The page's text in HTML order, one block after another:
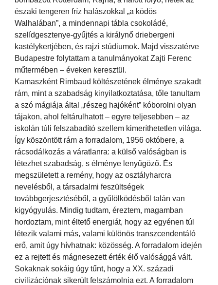
északi tengeren fríz halászokkal „a ködös
Walhalában”, a mindennapi tábla csokoládé,
szelídgesztenye-gyűjtés a királynő driebergeni
kastélykertjében, és rajzi stúdiumok. Majd visszatérve
Budapestre folytattam a tanulmányokat Zajti Ferenc
műtermében – éveken keresztül.
Kamaszként Rimbaud költészetének élménye szakadt
rám, mint a szabadság kinyilatkoztatása, tőle tanultam
a szó mágiája által „részeg hajóként” kóborolni olyan
tájakon, ahol feltárulhatott – egyre teljesebben – az
iskolán túli felszabadító szellem kimeríthetetlen világa.
Így köszöntött rám a forradalom, 1956 októbere, a
rácsodálkozás a váratlanra: a külső valóságban is
létezhet szabadság, s élménye lenyűgöző. És
megszületett a remény, hogy az osztályharcra
nevelésből, a társadalmi feszültségek
továbbgerjesztéséből, a gyűlölködésből talán van
kigyógyulás. Mindig tudtam, éreztem, magamban
hordoztam, mint éltető energiát, hogy az egyénen túl
létezik valami más, valami különös transzcendentáló
erő, amit úgy hívhatnak: közösség. A forradalom idején
ez a rejtett és mágnesezett érték élő valósággá vált.
Sokaknak sokáig úgy tűnt, hogy a XX. századi
civilizációnak sikerült felszámolnia ezt. A forradalom